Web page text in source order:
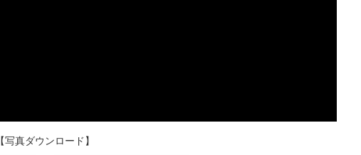
【写真ダウンロード】